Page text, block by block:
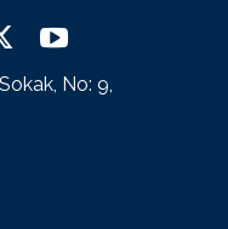
No: 9,